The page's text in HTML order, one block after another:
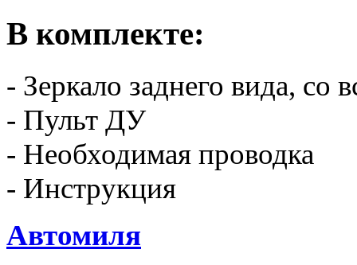
В комплекте:
- Зеркало заднего вида,
- Пульт ДУ
- Необходимая проводка
- Инструкция
Автомиля